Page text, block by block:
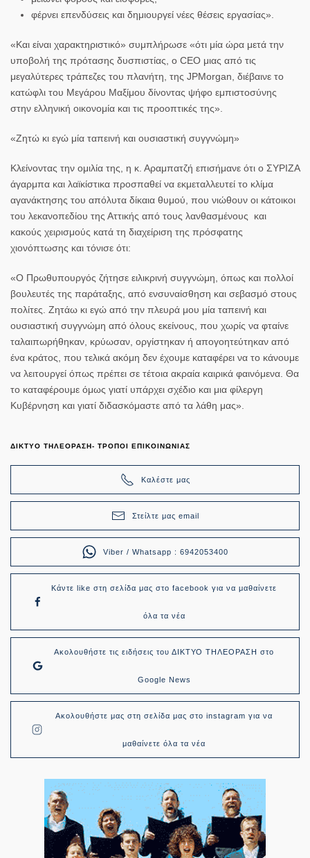
φέρνει επενδύσεις και δημιουργεί νέες θέσεις εργασίας».
«Και είναι χαρακτηριστικό» συμπλήρωσε «ότι μία ώρα μετά την
υποβολή της πρότασης δυσπιστίας, ο CEO μιας από τις
μεγαλύτερες τράπεζες του πλανήτη, της JPMorgan, διέβαινε το
κατώφλι του Μεγάρου Μαξίμου δίνοντας ψήφο εμπιστοσύνης
στην ελληνική οικονομία και τις προοπτικές της».
«Ζητώ κι εγώ μία ταπεινή και ουσιαστική συγγνώμη»
Κλείνοντας την ομιλία της, η κ. Αραμπατζή επισήμανε ότι ο ΣΥΡΙΖΑ
άγαρμπα και λαϊκίστικα προσπαθεί να εκμεταλλευτεί το κλίμα
αγανάκτησης του απόλυτα δίκαια θυμού, που νιώθουν οι κάτοικοι
του λεκανοπεδίου της Αττικής από τους λανθασμένους και
κακούς χειρισμούς κατά τη διαχείριση της πρόσφατης
χιονόπτωσης και τόνισε ότι:
«Ο Πρωθυπουργός ζήτησε ειλικρινή συγγνώμη, όπως και πολλοί
βουλευτές της παράταξης, από ενσυναίσθηση και σεβασμό στους
πολίτες. Ζητάω κι εγώ από την πλευρά μου μία ταπεινή και
ουσιαστική συγγνώμη από όλους εκείνους, που χωρίς να φταίνε
ταλαιπωρήθηκαν, κρύωσαν, οργίστηκαν ή απογοητεύτηκαν από
ένα κράτος, που τελικά ακόμη δεν έχουμε καταφέρει να το κάνουμε
να λειτουργεί όπως πρέπει σε τέτοια ακραία καιρικά φαινόμενα. Θα
το καταφέρουμε όμως γιατί υπάρχει σχέδιο και μια φίλεργη
Κυβέρνηση και γιατί διδασκόμαστε από τα λάθη μας».
ΔΙΚΤΥΟ ΤΗΛΕΟΡΑΣΗ- ΤΡΟΠΟΙ ΕΠΙΚΟΙΝΩΝΙΑΣ
Καλέστε μας
Στείλτε μας email
Viber / Whatsapp : 6942053400
Κάντε like στη σελίδα μας στο facebook για να μαθαίνετε
όλα τα νέα
Ακολουθήστε τις ειδήσεις του ΔΙΚΤΥΟ ΤΗΛΕΟΡΑΣΗ στο
Google News
Ακολουθήστε μας στη σελίδα μας στο instagram για να
μαθαίνετε όλα τα νέα